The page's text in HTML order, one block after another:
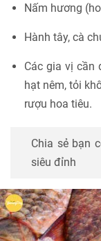
Nấm hương
Hành tây, cà
Các gia vị cần
hạt nêm, tỏi
rượu hoa tiêu.
Chia sẻ bạn
siêu đỉnh